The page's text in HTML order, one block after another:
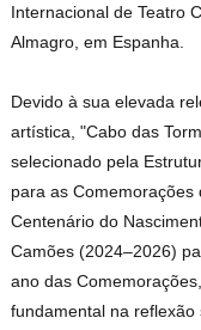
Internacional de Teatro
Almagro, em Espanha.
Devido à sua elevada
artística, "Cabo das
selecionado pela
para as Comemorações
Centenário do
Camões (2024–2026)
ano das
fundamental na